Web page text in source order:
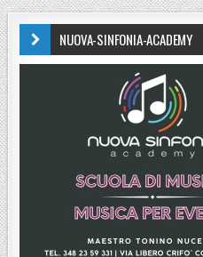
NUOVA-SINFONIA-ACADEMY